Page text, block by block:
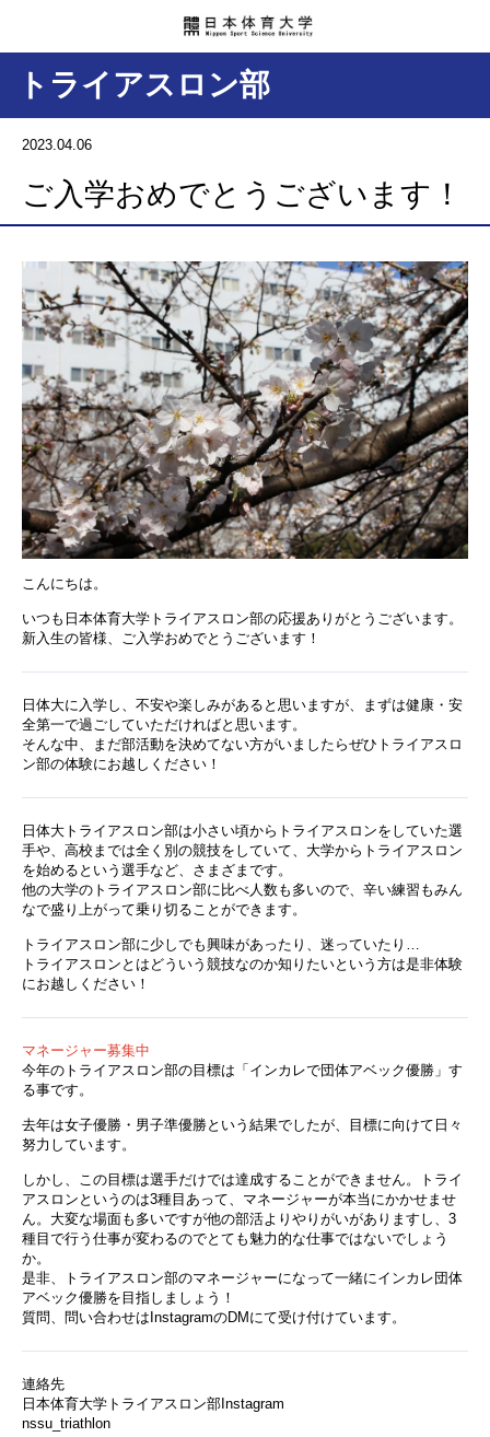
トライアスロン部
2023.04.06
ご入学おめでとうございます！
こんにちは。
いつも日本体育大学トライアスロン部の応援ありがとうございます。
新入生の皆様、ご入学おめでとうございます！
日体大に入学し、不安や楽しみがあると思いますが、まずは健康・安
全第一で過ごしていただければと思います。
そんな中、まだ部活動を決めてない方がいましたらぜひトライアスロ
ン部の体験にお越しください！
日体大トライアスロン部は小さい頃からトライアスロンをしていた選
手や、高校までは全く別の競技をしていて、大学からトライアスロン
を始めるという選手など、さまざまです。
他の大学のトライアスロン部に比べ人数も多いので、辛い練習もみん
なで盛り上がって乗り切ることができます。
トライアスロン部に少しでも興味があったり、迷っていたり…
トライアスロンとはどういう競技なのか知りたいという方は是非体験
にお越しください！
マネージャー募集中
今年のトライアスロン部の目標は「インカレで団体アベック優勝」す
る事です。
去年は女子優勝・男子準優勝という結果でしたが、目標に向けて日々
努力しています。
しかし、この目標は選手だけでは達成することができません。トライ
アスロンというのは3種目あって、マネージャーが本当にかかせませ
ん。大変な場面も多いですが他の部活よりやりがいがありますし、3
種目で行う仕事が変わるのでとても魅力的な仕事ではないでしょう
か。
是非、トライアスロン部のマネージャーになって一緒にインカレ団体
アベック優勝を目指しましょう！
質問、問い合わせはInstagramのDMにて受け付けています。
連絡先
日本体育大学トライアスロン部Instagram
nssu_triathlon